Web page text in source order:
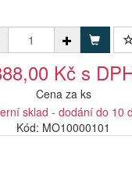
Kč s
Cena za ks
sklad - dodání do 10
Kód: MO10000101